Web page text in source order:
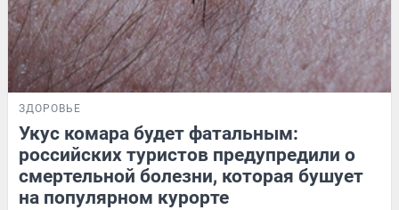
ЗДОРОВЬЕ
Укус комара будет фатальным:
российских туристов предупредили о
смертельной болезни, которая бушует
на популярном курорте